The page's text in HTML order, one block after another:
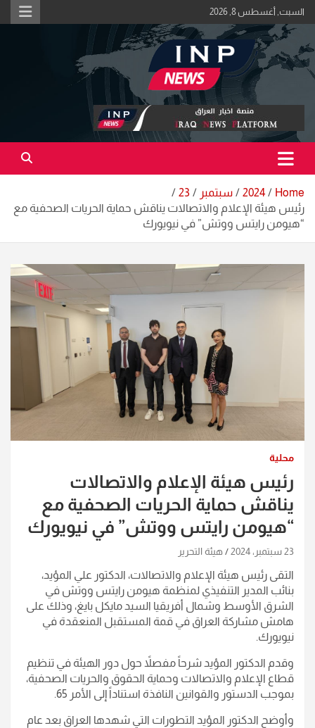
Skip
to
content
السبت, أغسطس 8, 2026
منصة اخبار العراق
اكبر منصة خبرية في العراق | #الحقيقة_اولاً
Home
2024 سبتمبر
23
رئيس هيئة الإعلام والاتصالات يناقش حماية الحريات الصحفية مع
“هيومن رايتس ووتش” في نيويورك
محلية
رئيس هيئة الإعلام والاتصالات
يناقش حماية الحريات الصحفية مع
“هيومن رايتس ووتش” في نيويورك
23 سبتمبر، 2024 هيئة التحرير
التقى رئيس هيئة الإعلام والاتصالات، الدكتور علي المؤيد،
بنائب المدير التنفيذي لمنظمة هيومن رايتس ووتش في
الشرق الأوسط وشمال أفريقيا السيد مايكل بايغ، وذلك على
هامش مشاركة العراق في قمة المستقبل المنعقدة في
نيويورك.
وقدم الدكتور المؤيد شرحاً مفصلاً حول دور الهيئة في تنظيم
قطاع الإعلام والاتصالات وحماية الحقوق والحريات الصحفية،
بموجب الدستور والقوانين النافذة استناداً إلى الأمر 65.
وأوضح الدكتور المؤيد التطورات التي شهدها العراق بعد عام